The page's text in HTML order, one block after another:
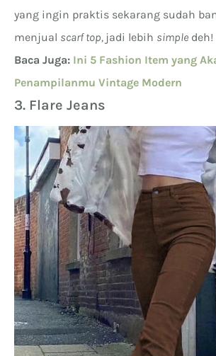
yang ingin praktis sekarang sudah
menjual scarf top, jadi lebih simple deh!
Baca Juga: Ini 5 Fashion Item yang
Penampilanmu Vintage Modern
3. Flare Jeans